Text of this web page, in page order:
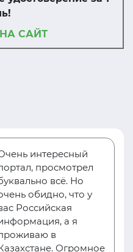
САЙТ
интересный
просмотрел
всё. Но
обидно, что у
Российская
а я
в
Огромное